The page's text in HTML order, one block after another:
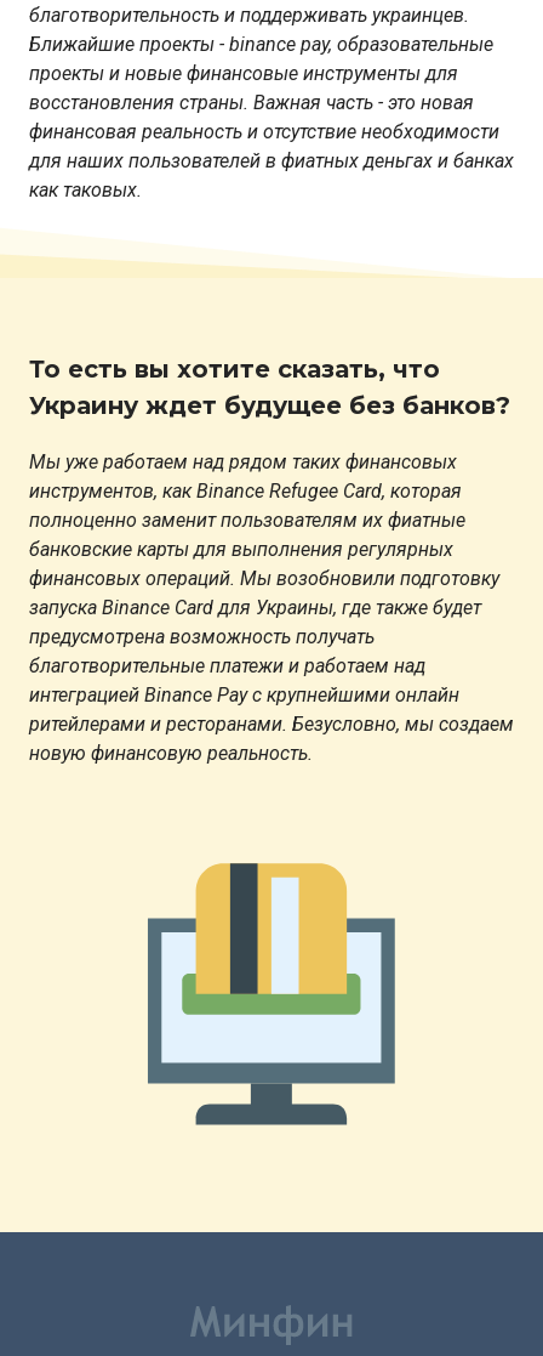
благотворительность и поддерживать украинцев.
Ближайшие проекты - binance pay, образовательные
проекты и новые финансовые инструменты для
восстановления страны. Важная часть - это новая
финансовая реальность и отсутствие необходимости
для наших пользователей в фиатных деньгах и банках
как таковых.
То есть вы хотите сказать, что
Украину ждет будущее без банков?
Мы уже работаем над рядом таких финансовых
инструментов, как Binance Refugee Card, которая
полноценно заменит пользователям их фиатные
банковские карты для выполнения регулярных
финансовых операций. Мы возобновили подготовку
запуска Binance Card для Украины, где также будет
предусмотрена возможность получать
благотворительные платежи и работаем над
интеграцией Binance Pay с крупнейшими онлайн
ритейлерами и ресторанами. Безусловно, мы создаем
новую финансовую реальность.